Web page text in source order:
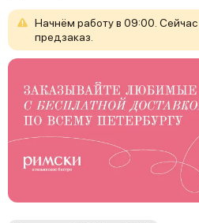
Начнём работув 09:00. Сейчас
предзаказ.